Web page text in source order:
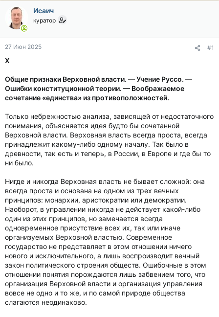
р
т
е
м
ы
а
ч
л
Исаич
куратор
27 Июн 2025 #1
X
Общие признаки Верховной власти. — Учение Руссо. —
Ошибки конституционной теории. — Воображаемое
сочетание «единства» из противоположностей.
Только небрежностью анализа, зависящей от недостаточного
понимания, объясняется идея будто бы сочетанной
Верховной власти. Верховная власть всегда проста, всегда
принадлежит какому-либо одному началу. Так было в
древности, так есть и теперь, в России, в Европе и где бы то
ни было.
Нигде и никогда Верховная власть не бывает сложной: она
всегда проста и основана на одном из трех вечных
принципов: монархии, аристократии или демократии.
Наоборот, в управлении никогда не действует какой-либо
один из этих принципов, но замечается всегда
одновременное присутствие всех их, так или иначе
организуемых Верховной властью. Современное
государство не представляет в этом отношении ничего
нового и исключительного, а лишь воспроизводит вечный
закон политического строения обществ. Ошибочные в этом
отношении понятия порождаются лишь забвением того, что
организация Верховной власти и организация управления
вовсе не одно и то же, и по самой природе общества
слагаются неодинаково.